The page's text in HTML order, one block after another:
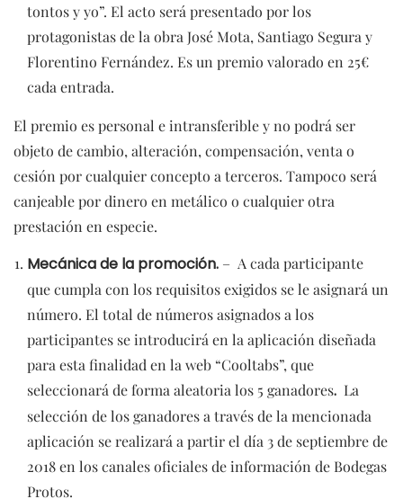
tontos y yo”. El acto será presentado por los
protagonistas de la obra José Mota, Santiago Segura y
Florentino Fernández. Es un premio valorado en 25€
cada entrada.
El premio es personal e intransferible y no podrá ser
objeto de cambio, alteración, compensación, venta o
cesión por cualquier concepto a terceros. Tampoco será
canjeable por dinero en metálico o cualquier otra
prestación en especie.
Mecánica de la promoción. – A cada participante
que cumpla con los requisitos exigidos se le asignará un
número. El total de números asignados a los
participantes se introducirá en la aplicación diseñada
para esta finalidad en la web “Cooltabs”, que
seleccionará de forma aleatoria los 5 ganadores. La
selección de los ganadores a través de la mencionada
aplicación se realizará a partir el día 3 de septiembre de
2018 en los canales oficiales de información de Bodegas
Protos.